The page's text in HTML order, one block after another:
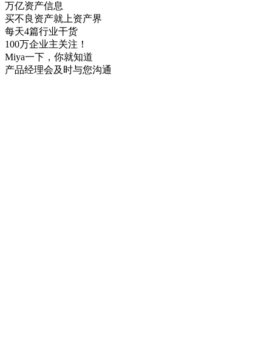
万亿资产信息
买不良资产就上资产界
每天4篇行业干货
100万企业主关注！
Miya一下，你就知道
产品经理会及时与您沟通